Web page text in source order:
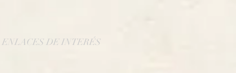
ENLACES DE INTERÉS